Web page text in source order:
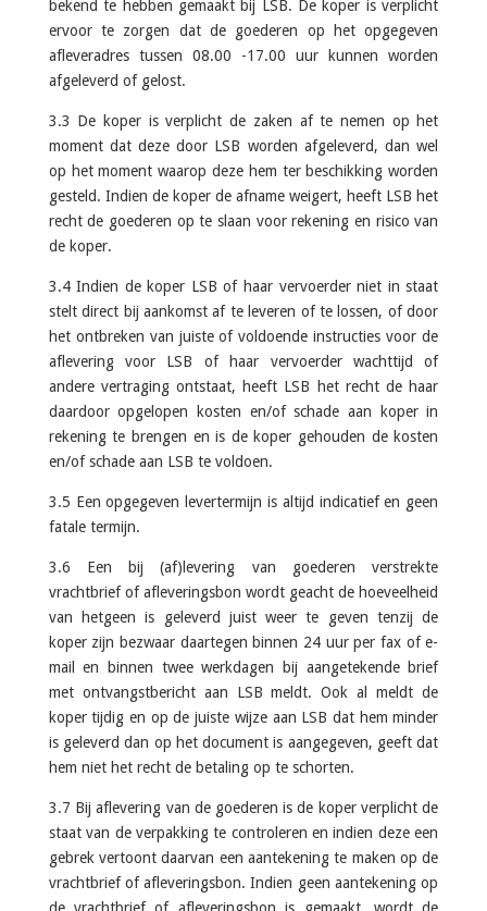
bekend te hebben gemaakt bij LSB. De koper is verplicht
ervoor te zorgen dat de goederen op het opgegeven
afleveradres tussen 08.00 -17.00 uur kunnen worden
afgeleverd of gelost.
3.3 De koper is verplicht de zaken af te nemen op het
moment dat deze door LSB worden afgeleverd, dan wel
op het moment waarop deze hem ter beschikking worden
gesteld. Indien de koper de afname weigert, heeft LSB het
recht de goederen op te slaan voor rekening en risico van
de koper.
3.4 Indien de koper LSB of haar vervoerder niet in staat
stelt direct bij aankomst af te leveren of te lossen, of door
het ontbreken van juiste of voldoende instructies voor de
aflevering voor LSB of haar vervoerder wachttijd of
andere vertraging ontstaat, heeft LSB het recht de haar
daardoor opgelopen kosten en/of schade aan koper in
rekening te brengen en is de koper gehouden de kosten
en/of schade aan LSB te voldoen.
3.5 Een opgegeven levertermijn is altijd indicatief en geen
fatale termijn.
3.6 Een bij (af)levering van goederen verstrekte
vrachtbrief of afleveringsbon wordt geacht de hoeveelheid
van hetgeen is geleverd juist weer te geven tenzij de
koper zijn bezwaar daartegen binnen 24 uur per fax of e-
mail en binnen twee werkdagen bij aangetekende brief
met ontvangstbericht aan LSB meldt. Ook al meldt de
koper tijdig en op de juiste wijze aan LSB dat hem minder
is geleverd dan op het document is aangegeven, geeft dat
hem niet het recht de betaling op te schorten.
3.7 Bij aflevering van de goederen is de koper verplicht de
staat van de verpakking te controleren en indien deze een
gebrek vertoont daarvan een aantekening te maken op de
vrachtbrief of afleveringsbon. Indien geen aantekening op
de vrachtbrief of afleveringsbon is gemaakt, wordt de